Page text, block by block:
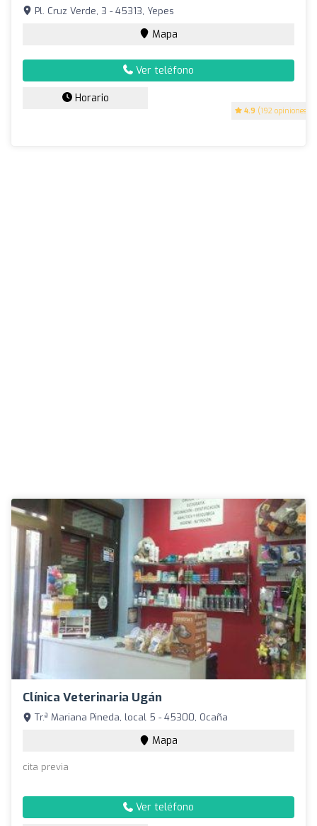
4.9 (192 opiniones)
Pl. Cruz Verde, 3 - 45313, Yepes
Mapa
Ver teléfono
Horario
Clínica Veterinaria Ugán
Tr.ª Mariana Pineda, local 5 - 45300, Ocaña
Mapa
cita previa
Ver teléfono